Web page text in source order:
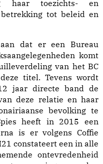
haar toezichts- en
tot beleid en
dat er een Bureau
komt
van het BC
titel. Tevens wordt
jaar directe band de
deze relatie en haar
bevolking te
heeft in 2015 een
is er volgens Coffie
constateert een in alle
ontevredenheid